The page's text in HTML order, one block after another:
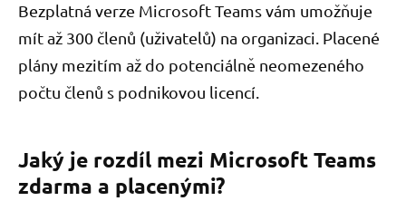
Bezplatná verze Microsoft Teams vám umožňuje
mít až 300 členů (uživatelů) na organizaci. Placené
plány mezitím až do potenciálně neomezeného
počtu členů s podnikovou licencí.
Jaký je rozdíl mezi Microsoft Teams
zdarma a placenými?